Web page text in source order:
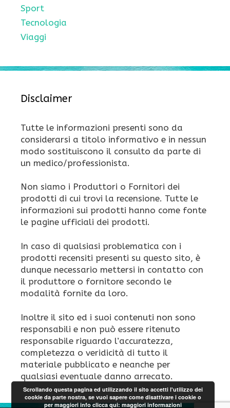
Sport
Tecnologia
Viaggi
Disclaimer
Tutte le informazioni presenti sono da
considerarsi a titolo informativo e in nessun
modo sostituiscono il consulto da parte di
un medico/professionista.
Non siamo i Produttori o Fornitori dei
prodotti di cui trovi la recensione. Tutte le
informazioni sui prodotti hanno come fonte
le pagine ufficiali dei prodotti.
In caso di qualsiasi problematica con i
prodotti recensiti presenti su questo sito, è
dunque necessario mettersi in contatto con
il produttore o fornitore secondo le
modalità fornite da loro.
Inoltre il sito ed i suoi contenuti non sono
responsabili e non può essere ritenuto
responsabile riguardo l’accuratezza,
completezza o veridicità di tutto il
materiale pubblicato e neanche per
qualsiasi eventuale danno arrecato.
Scrollando questa pagina ed utilizzando il sito accetti l'utilizzo dei
cookie da parte nostra, se vuoi sapere come disattivare i cookie o
per maggiori info clicca qui:maggiori informazioni